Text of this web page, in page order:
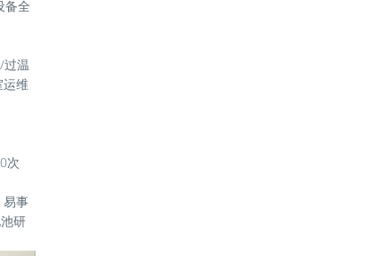
备全
过温
维
次
易事
研